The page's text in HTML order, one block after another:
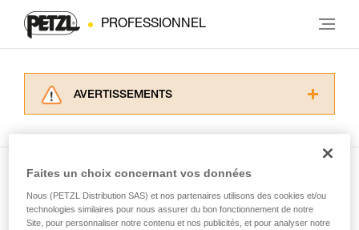
PROFESSIONNEL
AVERTISSEMENTS
informations de la notice technique pour
d’informations.
Maîtriser ces techniques nécessite une
Voir tous les conseils
Faites un choix concernant vos données
Nous (PETZL Distribution SAS) et nos partenaires utilisons des cookies et/ou
technologies similaires pour nous assurer du bon fonctionnement de notre
Site, pour personnaliser notre contenu et nos publicités, et pour analyser notre